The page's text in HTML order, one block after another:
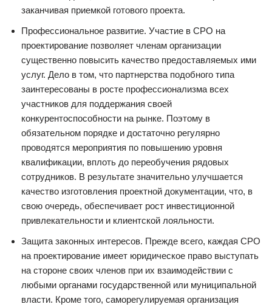
заканчивая приемкой готового проекта.
Профессиональное развитие. Участие в СРО на
проектирование позволяет членам организации
существенно повысить качество предоставляемых ими
услуг. Дело в том, что партнерства подобного типа
заинтересованы в росте профессионализма всех
участников для поддержания своей
конкурентоспособности на рынке. Поэтому в
обязательном порядке и достаточно регулярно
проводятся мероприятия по повышению уровня
квалификации, вплоть до переобучения рядовых
сотрудников. В результате значительно улучшается
качество изготовления проектной документации, что, в
свою очередь, обеспечивает рост инвестиционной
привлекательности и клиентской лояльности.
Защита законных интересов. Прежде всего, каждая СРО
на проектирование имеет юридическое право выступать
на стороне своих членов при их взаимодействии с
любыми органами государственной или муниципальной
власти. Кроме того, саморегулируемая организация